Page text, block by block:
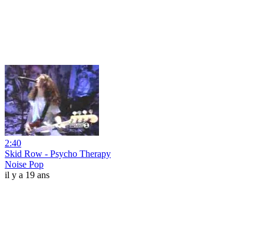
2:40
Skid Row - Psycho Therapy
Noise Pop
il y a 19 ans